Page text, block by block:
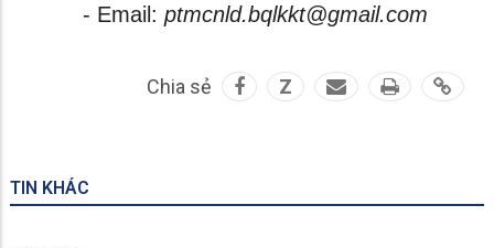
- Email: ptmcnld.bqlkkt@gmail.com
Chia sẻ Z
TIN KHÁC